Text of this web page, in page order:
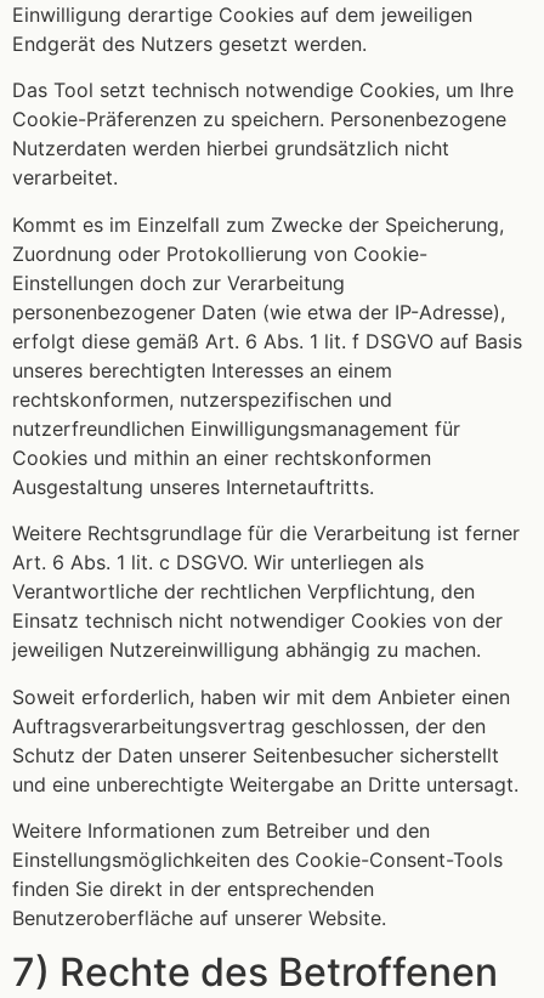
Einwilligung derartige Cookies auf dem jeweiligen
Endgerät des Nutzers gesetzt werden.
Das Tool setzt technisch notwendige Cookies, um Ihre
Cookie-Präferenzen zu speichern. Personenbezogene
Nutzerdaten werden hierbei grundsätzlich nicht
verarbeitet.
Kommt es im Einzelfall zum Zwecke der Speicherung,
Zuordnung oder Protokollierung von Cookie-
Einstellungen doch zur Verarbeitung
personenbezogener Daten (wie etwa der IP-Adresse),
erfolgt diese gemäß Art. 6 Abs. 1 lit. f DSGVO auf Basis
unseres berechtigten Interesses an einem
rechtskonformen, nutzerspezifischen und
nutzerfreundlichen Einwilligungsmanagement für
Cookies und mithin an einer rechtskonformen
Ausgestaltung unseres Internetauftritts.
Weitere Rechtsgrundlage für die Verarbeitung ist ferner
Art. 6 Abs. 1 lit. c DSGVO. Wir unterliegen als
Verantwortliche der rechtlichen Verpflichtung, den
Einsatz technisch nicht notwendiger Cookies von der
jeweiligen Nutzereinwilligung abhängig zu machen.
Soweit erforderlich, haben wir mit dem Anbieter einen
Auftragsverarbeitungsvertrag geschlossen, der den
Schutz der Daten unserer Seitenbesucher sicherstellt
und eine unberechtigte Weitergabe an Dritte untersagt.
Weitere Informationen zum Betreiber und den
Einstellungsmöglichkeiten des Cookie-Consent-Tools
finden Sie direkt in der entsprechenden
Benutzeroberfläche auf unserer Website.
7) Rechte des Betroffenen